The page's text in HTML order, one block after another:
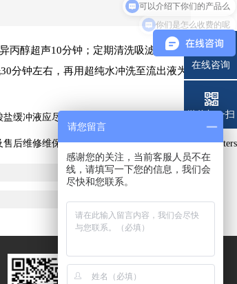
醇超声10分钟；定期清洗吸滤头，清
分钟左右，再用超纯水冲洗至流出液为
冲液应尽量新鲜配制使用，容器定期清洗，
修维保整体解决方案，涵盖Thermofisher、
在线咨询
电话
微信扫一扫
请您留言
感谢您的关注，当前客服人员不在
线，请填写一下您的信息，我们会
尽快和您联系。